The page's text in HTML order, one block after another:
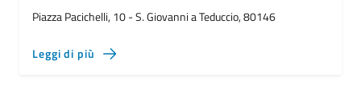
Piazza Pacichelli, 10 - S. Giovanni a Teduccio, 80146
Leggi di più